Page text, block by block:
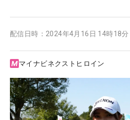
配信日時： 2024年4月16日 14時18分
マイナビネクストヒロイン